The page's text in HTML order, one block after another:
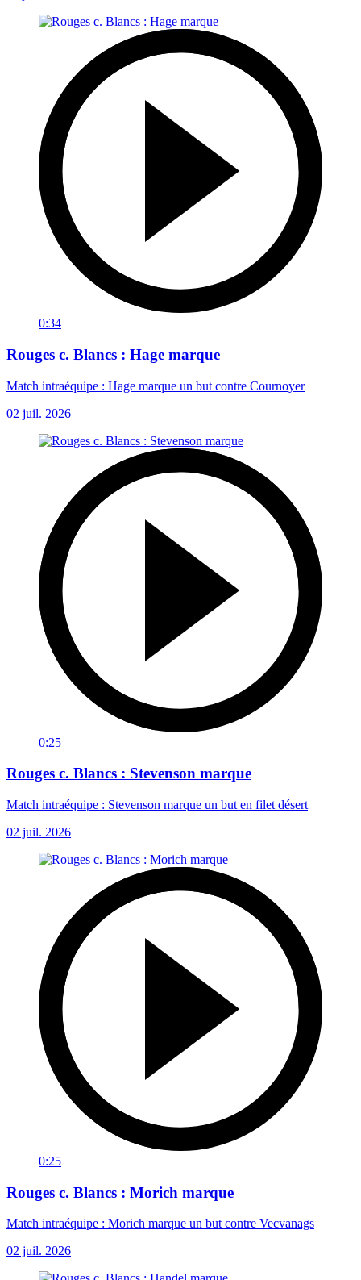
0:34
Rouges c. Blancs : Hage marque
Match intraéquipe : Hage marque un but contre Cournoyer
02 juil. 2026
0:25
Rouges c. Blancs : Stevenson marque
Match intraéquipe : Stevenson marque un but en filet désert
02 juil. 2026
0:25
Rouges c. Blancs : Morich marque
Match intraéquipe : Morich marque un but contre Vecvanags
02 juil. 2026